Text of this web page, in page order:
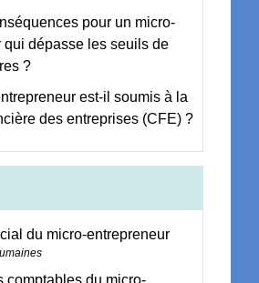
pour un micro-
qui dépasse les seuils de
?
est-il soumis à la
des entreprises (CFE) ?
du micro-entrepreneur
comptables du micro-